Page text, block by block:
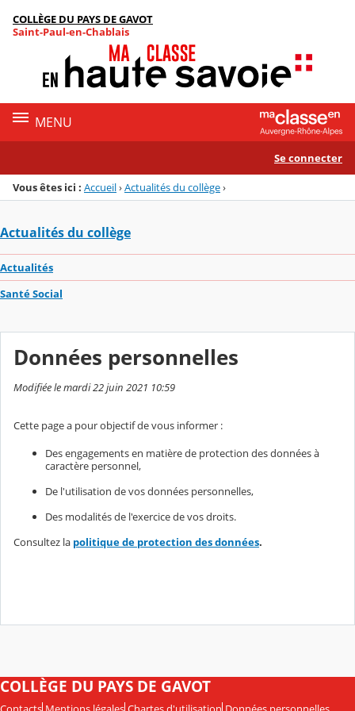
Menu de la rubrique
Contenu
COLLÈGE DU PAYS DE GAVOT
Saint-Paul-en-Chablais
MENU
Se connecter
Vous êtes ici : Accueil›Actualités du collège›
Actualités du collège
Actualités
Santé Social
Données personnelles
Modifiée le mardi 22 juin 2021 10:59
Cette page a pour objectif de vous informer :
Des engagements en matière de protection des données à
caractère personnel,
De l'utilisation de vos données personnelles,
Des modalités de l'exercice de vos droits.
Consultez la politique de protection des données.
COLLÈGE DU PAYS DE GAVOT